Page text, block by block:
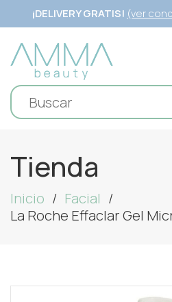
¡DELIVERY GRATIS! (ver
Tienda
Inicio
Facial
La Roche Effaclar Gel